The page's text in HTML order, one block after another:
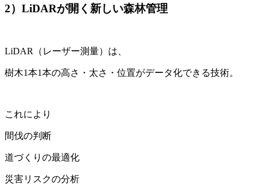
2）LiDARが開く新しい森林管理
LiDAR（レーザー測量）は、
樹木1本1本の高さ・太さ・位置がデータ化できる技術。
これにより
間伐の判断
道づくりの最適化
災害リスクの分析